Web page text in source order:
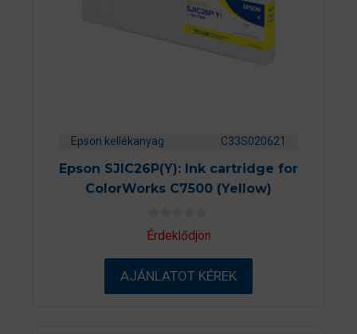
Epson kellékanyag C33S020621
Epson SJIC26P(Y): Ink cartridge for
ColorWorks C7500 (Yellow)
0
a
-
ő
Érdeklődjön
AJÁNLATOT KÉREK